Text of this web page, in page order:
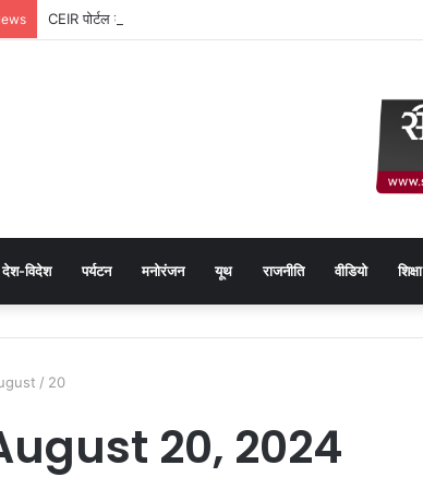
CEIR पोर्टल की मदद से लगभग ₹5 लाख मूल्य के 20 मोबाइल फोन बरामद
देश-विदेश पर्यटन मनोरंजन यूथ राजनीति वीडियो शिक्षा
/ 20
20, 2024